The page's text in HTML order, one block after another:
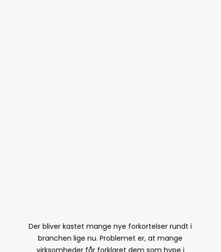
Der bliver kastet mange nye forkortelser rundt i
branchen lige nu. Problemet er, at mange
virksomheder får forklaret dem som hype i